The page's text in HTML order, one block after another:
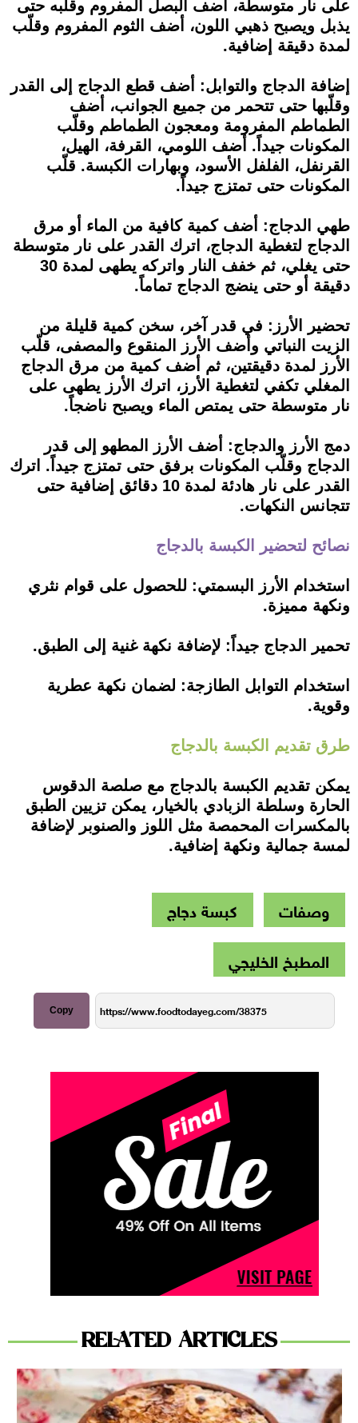
على نار متوسطة، أضف البصل المفروم وقلّبه حتى
يذبل ويصبح ذهبي اللون، أضف الثوم المفروم وقلّب
لمدة دقيقة إضافية.
إضافة الدجاج والتوابل: أضف قطع الدجاج إلى القدر
وقلّبها حتى تتحمر من جميع الجوانب، أضف
الطماطم المفرومة ومعجون الطماطم وقلّب
المكونات جيداً. أضف اللومي، القرفة، الهيل،
القرنفل، الفلفل الأسود، وبهارات الكبسة. قلّب
المكونات حتى تمتزج جيداً.
طهي الدجاج: أضف كمية كافية من الماء أو مرق
الدجاج لتغطية الدجاج، اترك القدر على نار متوسطة
حتى يغلي، ثم خفف النار واتركه يطهى لمدة 30
دقيقة أو حتى ينضج الدجاج تماماً.
تحضير الأرز: في قدر آخر، سخن كمية قليلة من
الزيت النباتي وأضف الأرز المنقوع والمصفى، قلّب
الأرز لمدة دقيقتين، ثم أضف كمية من مرق الدجاج
المغلي تكفي لتغطية الأرز، اترك الأرز يطهى على
نار متوسطة حتى يمتص الماء ويصبح ناضجاً.
دمج الأرز والدجاج: أضف الأرز المطهو إلى قدر
الدجاج وقلّب المكونات برفق حتى تمتزج جيداً. اترك
القدر على نار هادئة لمدة 10 دقائق إضافية حتى
تتجانس النكهات.
نصائح لتحضير الكبسة بالدجاج
استخدام الأرز البسمتي: للحصول على قوام نثري
ونكهة مميزة.
تحمير الدجاج جيداً: لإضافة نكهة غنية إلى الطبق.
استخدام التوابل الطازجة: لضمان نكهة عطرية
وقوية.
طرق تقديم الكبسة بالدجاج
يمكن تقديم الكبسة بالدجاج مع صلصة الدقوس
الحارة وسلطة الزبادي بالخيار، يمكن تزيين الطبق
بالمكسرات المحمصة مثل اللوز والصنوبر لإضافة
لمسة جمالية ونكهة إضافية.
وصفات
كبسة دجاج
المطبخ الخليجي
Copy
RELATED ARTICLES